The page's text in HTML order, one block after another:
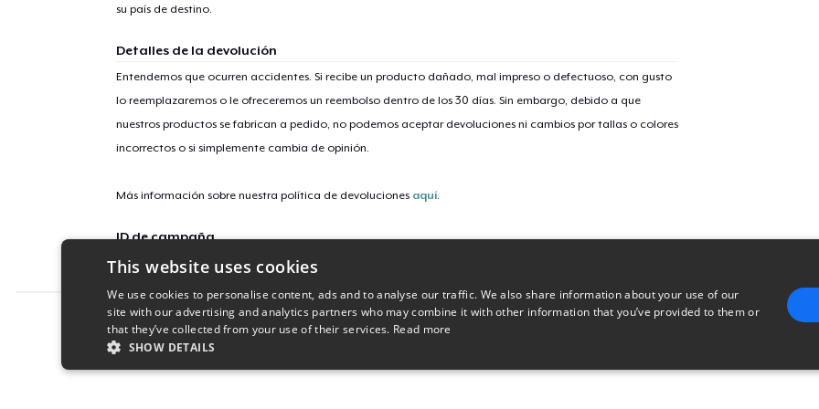
su país de destino.
Detalles de la devolución
Entendemos que ocurren accidentes. Si recibe un producto dañado, mal impreso o defectuoso, con gusto
lo reemplazaremos o le ofreceremos un reembolso dentro de los 30 días. Sin embargo, debido a que
nuestros productos se fabrican a pedido, no podemos aceptar devoluciones ni cambios por tallas o colores
incorrectos o si simplemente cambia de opinión.
Más información sobre nuestra política de devoluciones aquí.
ID de campaña
freedom-9502
Report this product
Women's Classic Tee
24,99 US$
This website uses cookies
We use cookies to personalise content, ads and to analyse our traffic. We also share information about your use of our
site with our advertising and analytics partners who may combine it with other information that you’ve provided to them or
that they’ve collected from your use of their services. Read more
SHOW DETAILS